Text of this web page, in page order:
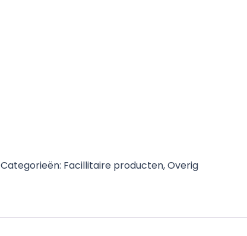
Categorieën: Facillitaire producten,Overig